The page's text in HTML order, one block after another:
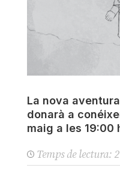
La nova
donarà a
maig a les 19:00
Temps de lectura: 2